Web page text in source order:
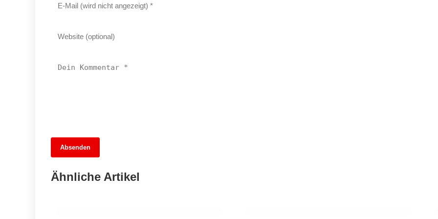
Absenden
Ähnliche Artikel
Wärme, die Zukunft bringt:
Heizungsförderung 2026 in Marzahn-